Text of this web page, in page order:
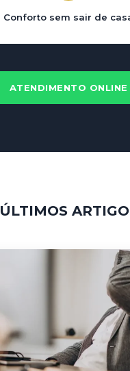
Conforto sem sair de
ATENDIMENTO ONLINE
ÚLTIMOS